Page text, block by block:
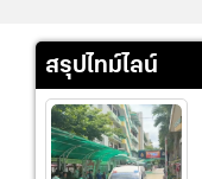
สรุปไทม์ไลน์